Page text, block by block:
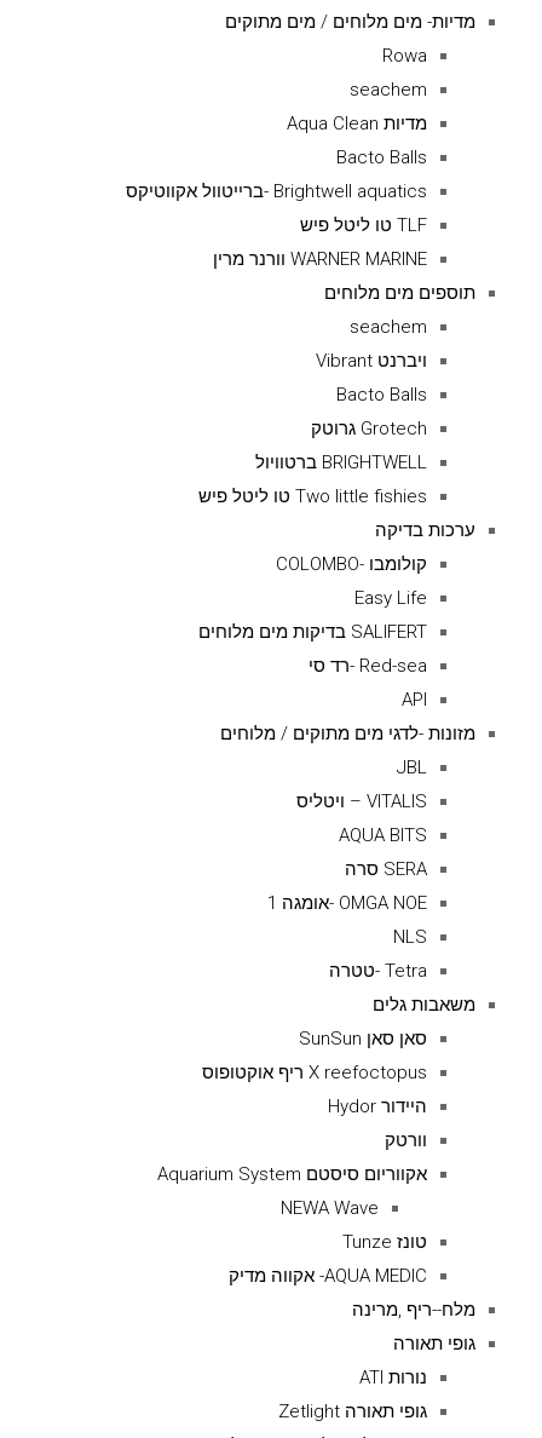
מדיות- מים מלוחים / מים מתוקים
Rowa
seachem
מדיות Aqua Clean
Bacto Balls
Brightwell aquatics -ברייטוול אקווטיקס
TLF טו ליטל פיש
WARNER MARINE וורנר מרין
תוספים מים מלוחים
seachem
ויברנט Vibrant
Bacto Balls
Grotech גרוטק
BRIGHTWELL ברטוויול
Two little fishies טו ליטל פיש
ערכות בדיקה
קולומבו -COLOMBO
Easy Life
SALIFERT בדיקות מים מלוחים
Red-sea -רד סי
API
מזונות -לדגי מים מתוקים / מלוחים
JBL
VITALIS – ויטליס
AQUA BITS
SERA סרה
OMGA NOE -אומגה 1
NLS
Tetra -טטרה
משאבות גלים
סאן סאן SunSun
X reefoctopus ריף אוקטופוס
היידור Hydor
וורטק
אקווריום סיסטם Aquarium System
NEWA Wave
טונז Tunze
AQUA MEDIC- אקווה מדיק
מלח--ריף ,מרינה
גופי תאורה
נורות ATI
גופי תאורה Zetlight